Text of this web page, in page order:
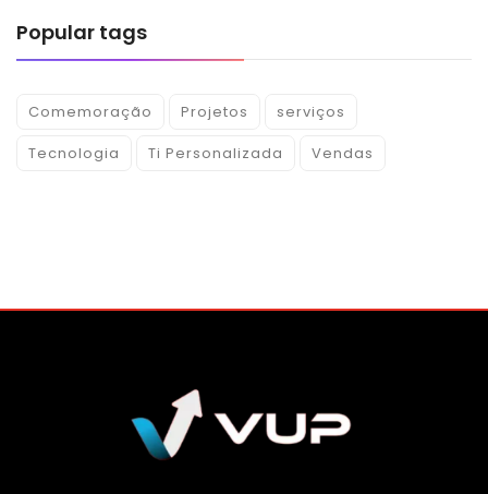
Popular tags
Comemoração Projetos
serviços
Tecnologia
Ti Personalizada Vendas